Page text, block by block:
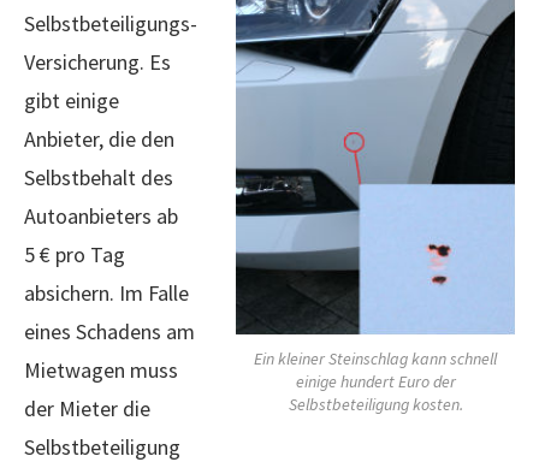
Ein kleiner Steinschlag kann schnell
einige hundert Euro der
Selbstbeteiligung kosten.
Selbstbeteiligungs-
Versicherung. Es
gibt einige
Anbieter, die den
Selbstbehalt des
Autoanbieters ab
5 € pro Tag
absichern. Im Falle
eines Schadens am
Mietwagen muss
der Mieter die
Selbstbeteiligung